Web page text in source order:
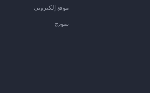
موقع إلكتروني
نموذج